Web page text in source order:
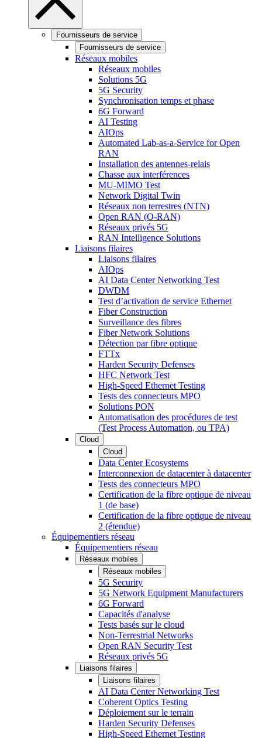
Fournisseurs de service
Fournisseurs de service
Réseaux mobiles
Réseaux mobiles
Solutions 5G
5G Security
Synchronisation temps et phase
6G Forward
AI Testing
AIOps
Automated Lab-as-a-Service for Open
RAN
Installation des antennes-relais
Chasse aux interférences
MU-MIMO Test
Network Digital Twin
Réseaux non terrestres (NTN)
Open RAN (O-RAN)
Réseaux privés 5G
RAN Intelligence Solutions
Liaisons filaires
Liaisons filaires
AIOps
AI Data Center Networking Test
DWDM
Test d’activation de service Ethernet
Fiber Construction
Surveillance des fibres
Fiber Network Solutions
Détection par fibre optique
FTTx
Harden Security Defenses
HFC Network Test
High-Speed Ethernet Testing
Tests des connecteurs MPO
Solutions PON
Automatisation des procédures de test
(Test Process Automation, ou TPA)
Cloud
Cloud
Data Center Ecosystems
Interconnexion de datacenter à datacenter
Tests des connecteurs MPO
Certification de la fibre optique de niveau
1 (de base)
Certification de la fibre optique de niveau
2 (étendue)
Équipementiers réseau
Équipementiers réseau
Réseaux mobiles
Réseaux mobiles
5G Security
5G Network Equipment Manufacturers
6G Forward
Capacités d'analyse
Tests basés sur le cloud
Non-Terrestrial Networks
Open RAN Security Test
Réseaux privés 5G
Liaisons filaires
Liaisons filaires
AI Data Center Networking Test
Coherent Optics Testing
Déploiement sur le terrain
Harden Security Defenses
High-Speed Ethernet Testing